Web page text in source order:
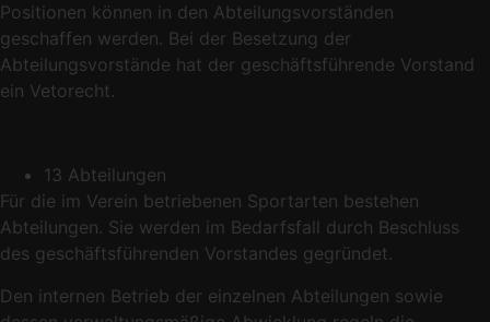
Positionen können in den Abteilungsvorständen
geschaffen werden. Bei der Besetzung der
Abteilungsvorstände hat der geschäftsführende Vorstand
ein Vetorecht.
13 Abteilungen
Für die im Verein betriebenen Sportarten bestehen
Abteilungen. Sie werden im Bedarfsfall durch Beschluss
des geschäftsführenden Vorstandes gegründet.
Den internen Betrieb der einzelnen Abteilungen sowie